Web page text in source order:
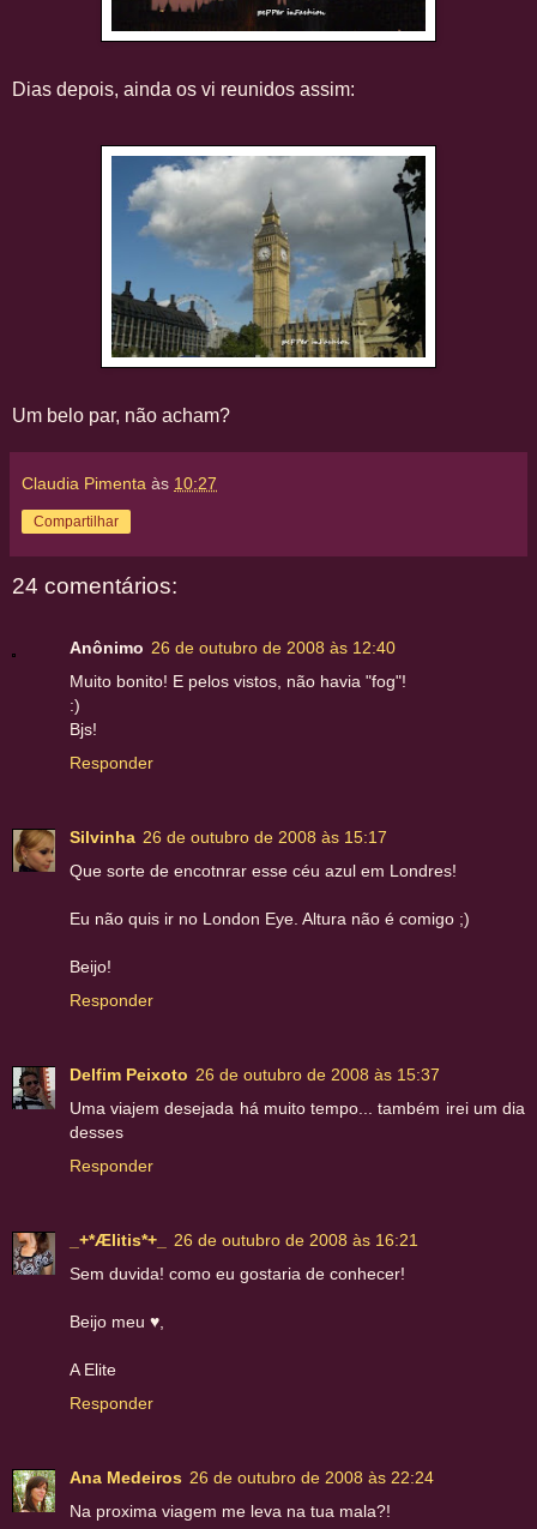
Dias depois, ainda os vi reunidos assim:
Um belo par, não acham?
Claudia Pimenta às 10:27
Compartilhar
24 comentários:
Anônimo 26 de outubro de 2008 às 12:40
Muito bonito! E pelos vistos, não havia "fog"!
:)
Bjs!
Responder
Silvinha 26 de outubro de 2008 às 15:17
Que sorte de encotnrar esse céu azul em Londres!
Eu não quis ir no London Eye. Altura não é comigo ;)
Beijo!
Responder
Delfim Peixoto 26 de outubro de 2008 às 15:37
Uma viajem desejada há muito tempo... também irei um dia
desses
Responder
_+*Ælitis*+_
26 de outubro de 2008 às 16:21
Sem duvida! como eu gostaria de conhecer!
Beijo meu ♥,
A Elite
Responder
Ana Medeiros 26 de outubro de 2008 às 22:24
Na proxima viagem me leva na tua mala?!